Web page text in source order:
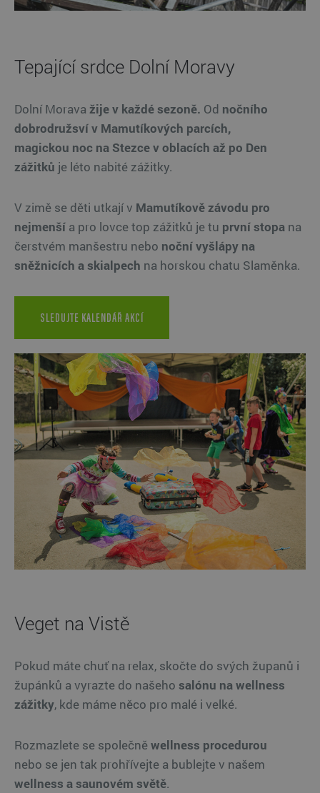
Tepající srdce Dolní Moravy
Dolní Morava žijev každé sezoně. Od nočního
dobrodružsví v Mamutíkových parcích,
magickou noc na Stezce v oblacích až po Den
zážitků je léto nabité zážitky.
V zimě se děti utkají v Mamutíkově závodu pro
nejmenší a pro lovce top zážitků je tu první stopa na
čerstvém manšestru nebo noční vyšlápy na
sněžnicích a skialpech na horskou chatu Slaměnka.
SLEDUJTE KALENDÁŘ AKCÍ
Veget na Vistě
Pokud máte chuť na relax, skočte do svých županů i
župánků a vyrazte do našeho salónu na wellness
zážitky, kde máme něco pro malé i velké.
Rozmazlete se společněwellness procedurou
nebo se jen tak prohřívejte a bublejte v našem
wellness a saunovém světě.